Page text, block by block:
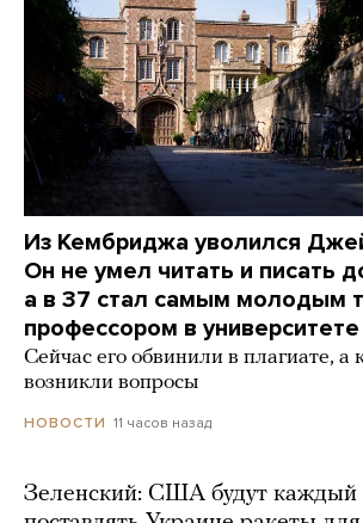
Из Кембриджа уволился
Он не умел читать и писать
а в 37 стал самым молодым
профессором в университете
Сейчас его обвинили в плагиате, а
возникли вопросы
НОВОСТИ 11 часов назад
Зеленский: США будут каждый